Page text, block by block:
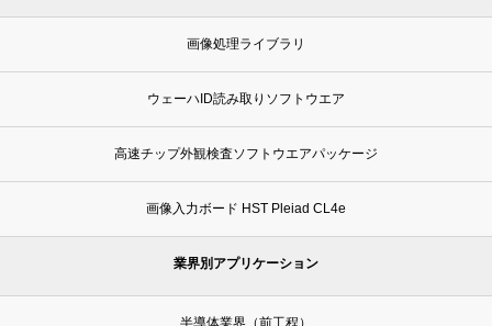
画像処理ライブラリ
ウェーハID読み取りソフトウエア
高速チップ外観検査ソフトウエアパッケージ
画像入力ボード HST Pleiad CL4e
業界別アプリケーション